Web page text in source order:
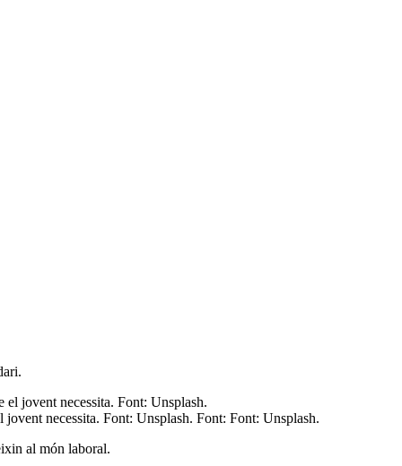
necessita. Font: Unsplash. Font: Font: Unsplash.
al món laboral.